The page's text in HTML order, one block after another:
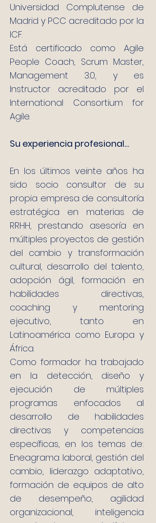
Universidad Complutense de
Madrid y PCC acreditado por la
ICF.
Está certificado como Agile
People Coach, Scrum Master,
Management 3.0, y es
Instructor acreditado por el
International Consortium for
Agile.
Su experiencia profesional…
En los últimos veinte años ha
sido socio consultor de su
propia empresa de consultoría
estratégica en materias de
RRHH, prestando asesoría en
múltiples proyectos de gestión
del cambio y transformación
cultural, desarrollo del talento,
adopción ágil, formación en
habilidades directivas,
coaching y mentoring
ejecutivo, tanto en
Latinoamérica como Europa y
África.
Como formador ha trabajado
en la detección, diseño y
ejecución de múltiples
programas enfocados al
desarrollo de habilidades
directivas y competencias
específicas, en los temas de:
Eneagrama laboral, gestión del
cambio, liderazgo adaptativo,
formación de equipos de alto
de desempeño, agilidad
organizacional, inteligencia